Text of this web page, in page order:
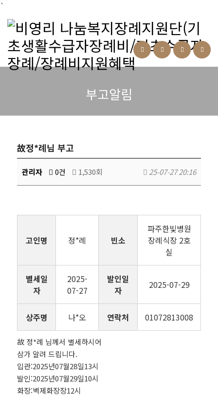
`
부고알림
故정*례님 부고
관리자 0건 1,530회 25-07-27 20:16
고인명 정*례 빈소
파주한빛병원
장례식장 2호
실
별세일
자
2025-
07-27
발인일
자
2025-07-29
상주명 나*오 연락처 01072813008
故 정*례 님께서 별세하시어
삼가 알려 드립니다.
입관:2025년07월28일13시
발인:2025년07월29일10시
화장:벽제화장장12시